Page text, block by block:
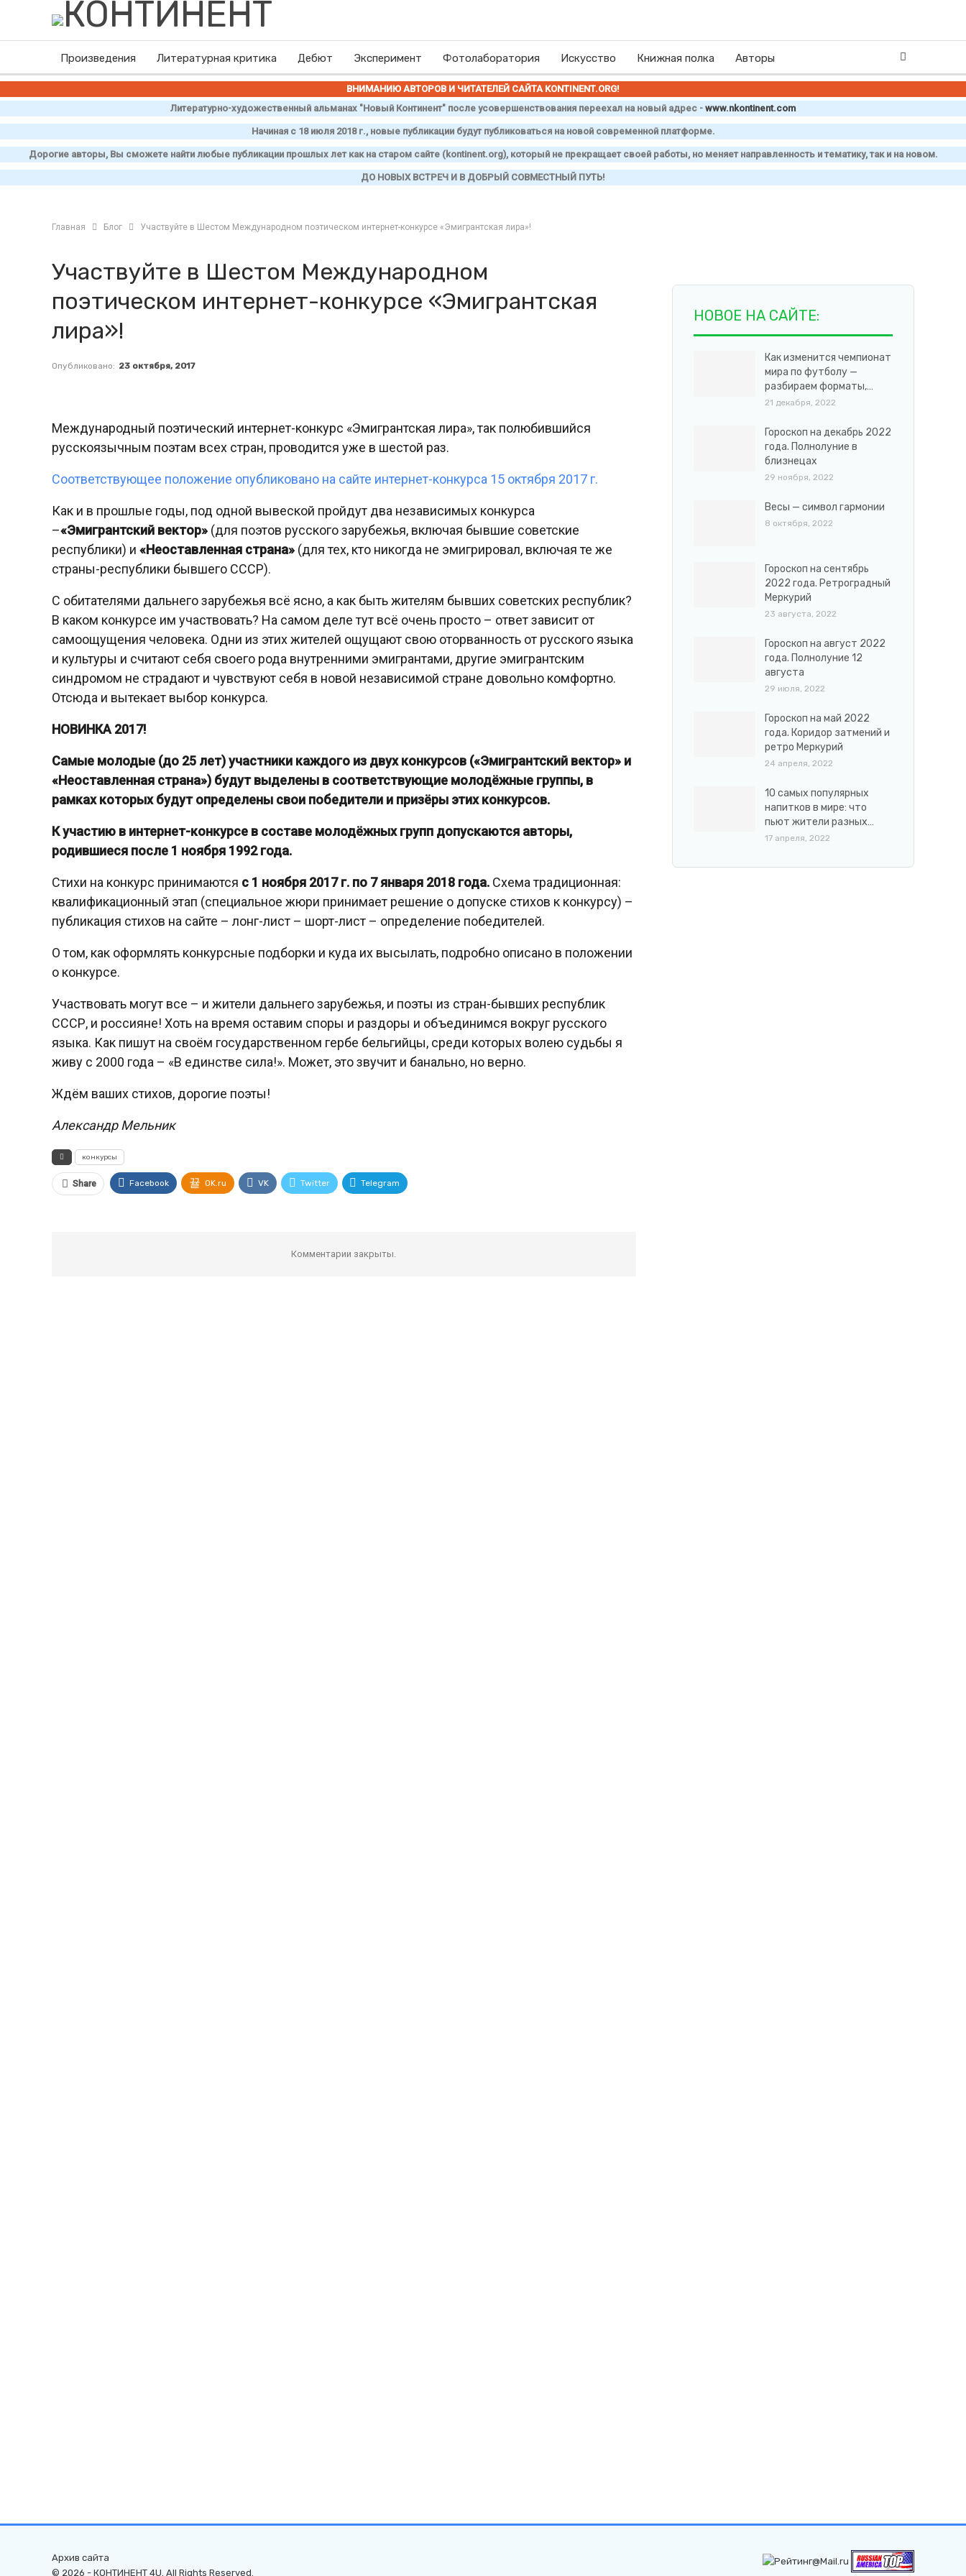
Произведения Литературная критика Дебют Эксперимент Фотолаборатория Искусство Книжная полка Авторы
ВНИМАНИЮ АВТОРОВ И ЧИТАТЕЛЕЙ САЙТА KONTINENT.ORG!
Литературно-художественный альманах "Новый Континент" после усовершенствования переехал на новый адрес - www.nkontinent.com
Начиная с 18 июля 2018 г., новые публикации будут публиковаться на новой современной платформе.
Дорогие авторы, Вы сможете найти любые публикации прошлых лет как на старом сайте (kontinent.org), который не прекращает своей работы, но меняет направленность и тематику, так и на новом.
ДО НОВЫХ ВСТРЕЧ И В ДОБРЫЙ СОВМЕСТНЫЙ ПУТЬ!
Главная Блог Участвуйте в Шестом Международном поэтическом интернет-конкурсе «Эмигрантская лира»!
Участвуйте в Шестом Международном
поэтическом интернет-конкурсе «Эмигрантская
лира»!
Опубликовано: 23 октября, 2017
Международный поэтический интернет-конкурс «Эмигрантская лира», так полюбившийся
русскоязычным поэтам всех стран, проводится уже в шестой раз.
Соответствующее положение опубликовано на сайте интернет-конкурса 15 октября 2017 г.
Как и в прошлые годы, под одной вывеской пройдут два независимых конкурса
–«Эмигрантский вектор» (для поэтов русского зарубежья, включая бывшие советские
республики) и «Неоставленная страна» (для тех, кто никогда не эмигрировал, включая те же
страны-республики бывшего СССР).
С обитателями дальнего зарубежья всё ясно, а как быть жителям бывших советских республик?
В каком конкурсе им участвовать? На самом деле тут всё очень просто – ответ зависит от
самоощущения человека. Одни из этих жителей ощущают свою оторванность от русского языка
и культуры и считают себя своего рода внутренними эмигрантами, другие эмигрантским
синдромом не страдают и чувствуют себя в новой независимой стране довольно комфортно.
Отсюда и вытекает выбор конкурса.
НОВИНКА 2017!
Самые молодые (до 25 лет) участники каждого из двух конкурсов («Эмигрантский вектор» и
«Неоставленная страна») будут выделены в соответствующие молодёжные группы, в
рамках которых будут определены свои победители и призёры этих конкурсов.
К участию в интернет-конкурсе в составе молодёжных групп допускаются авторы,
родившиеся после 1 ноября 1992 года.
Стихи на конкурс принимаются с 1 ноября 2017 г. по 7 января 2018 года. Схема традиционная:
квалификационный этап (специальное жюри принимает решение о допуске стихов к конкурсу) –
публикация стихов на сайте – лонг-лист – шорт-лист – определение победителей.
О том, как оформлять конкурсные подборки и куда их высылать, подробно описано в положении
о конкурсе.
Участвовать могут все – и жители дальнего зарубежья, и поэты из стран-бывших республик
СССР, и россияне! Хоть на время оставим споры и раздоры и объединимся вокруг русского
языка. Как пишут на своём государственном гербе бельгийцы, среди которых волею судьбы я
живу с 2000 года – «В единстве сила!». Может, это звучит и банально, но верно.
Ждём ваших стихов, дорогие поэты!
Александр Мельник
конкурсы
Share Facebook OK.ru VK Twitter Telegram
Комментарии закрыты.
НОВОЕ НА САЙТЕ:
Как изменится чемпионат
мира по футболу —
разбираем форматы,…
21 декабря, 2022
Гороскоп на декабрь 2022
года. Полнолуние в
близнецах
29 ноября, 2022
Весы — символ гармонии
8 октября, 2022
Гороскоп на сентябрь
2022 года. Ретроградный
Меркурий
23 августа, 2022
Гороскоп на август 2022
года. Полнолуние 12
августа
29 июля, 2022
Гороскоп на май 2022
года. Коридор затмений и
ретро Меркурий
24 апреля, 2022
10 самых популярных
напитков в мире: что
пьют жители разных…
17 апреля, 2022
Архив сайта
© 2026 - КОНТИНЕНТ 4U. All Rights Reserved.